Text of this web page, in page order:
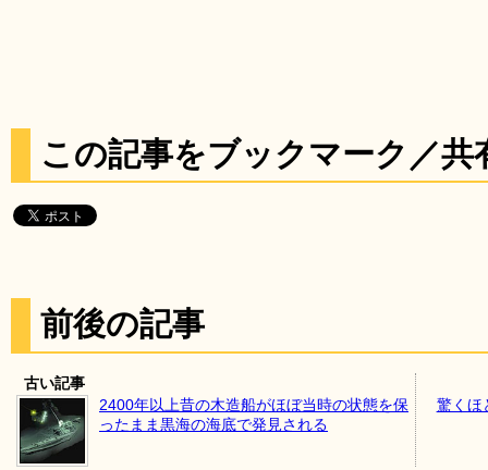
この記事をブックマーク／共
前後の記事
古い記事
2400年以上昔の木造船がほぼ当時の状態を保
ったまま黒海の海底で発見される
驚くほ